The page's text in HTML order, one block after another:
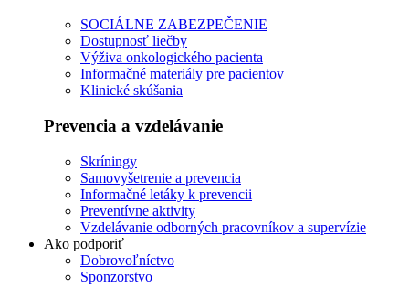
SOCIÁLNE ZABEZPEČENIE
Dostupnosť liečby
Výživa onkologického pacienta
Informačné materiály pre pacientov
Klinické skúšania
Prevencia a vzdelávanie
Skríningy
Samovyšetrenie a prevencia
Informačné letáky k prevencii
Preventívne aktivity
Vzdelávanie odborných pracovníkov a supervízie
Ako podporiť
Dobrovoľníctvo
Sponzorstvo